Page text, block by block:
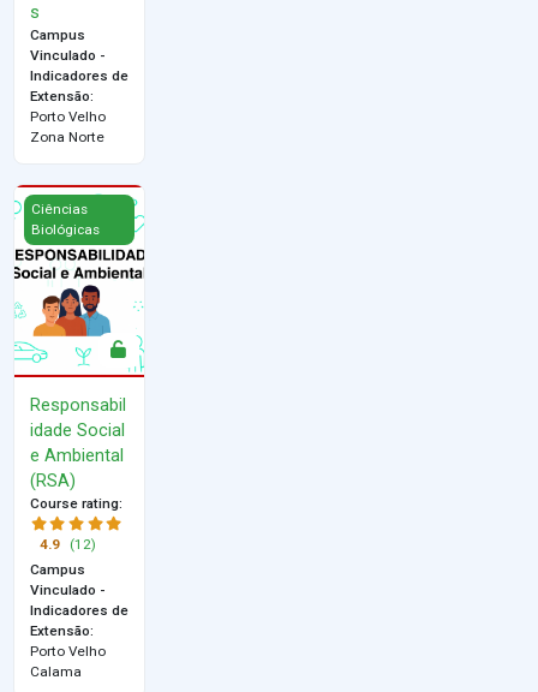
s
Campus
Vinculado -
Indicadores de
Extensão:
Porto Velho
Zona Norte
Responsabilidade Social e Ambiental (RSA)
Ciências
Biológicas
Responsabil
idade Social
e Ambiental
(RSA)
Course rating:
4.9
(12)
Campus
Vinculado -
Indicadores de
Extensão:
Porto Velho
Calama